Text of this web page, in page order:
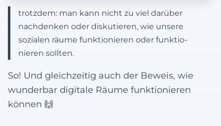
trotzdem: man kann nicht zu viel darüber
nach­den­ken oder dis­ku­tie­ren, wie unsere
sozialen räume funk­tio­nie­ren oder funk­tio­
nie­ren sollten.
So! Und gleichzeitig auch der Beweis, wie
wunderbar digitale Räume funktionieren
können 🙌